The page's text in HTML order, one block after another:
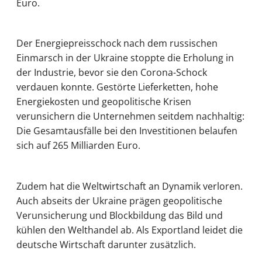
Euro.
Der Energiepreisschock nach dem russischen
Einmarsch in der Ukraine stoppte die Erholung in
der Industrie, bevor sie den Corona-Schock
verdauen konnte. Gestörte Lieferketten, hohe
Energiekosten und geopolitische Krisen
verunsichern die Unternehmen seitdem nachhaltig:
Die Gesamtausfälle bei den Investitionen belaufen
sich auf 265 Milliarden Euro.
Zudem hat die Weltwirtschaft an Dynamik verloren.
Auch abseits der Ukraine prägen geopolitische
Verunsicherung und Blockbildung das Bild und
kühlen den Welthandel ab. Als Exportland leidet die
deutsche Wirtschaft darunter zusätzlich.